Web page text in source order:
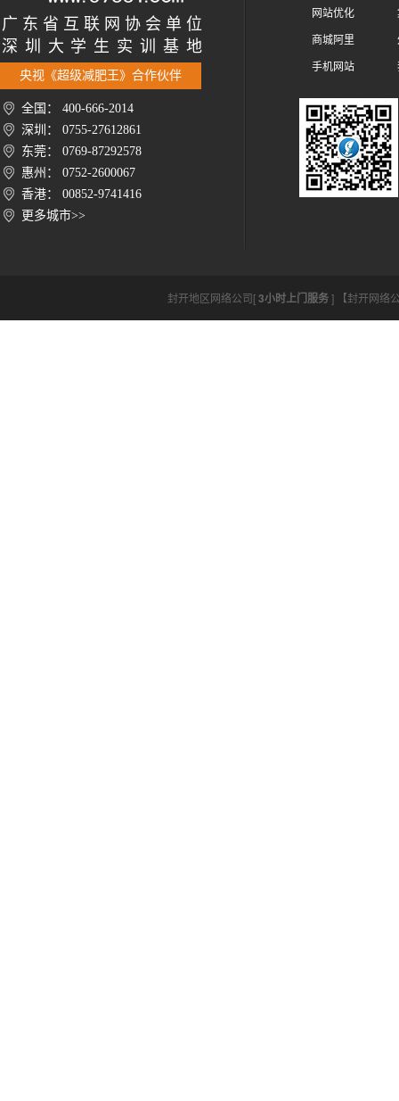
广 东 省 互 联 网 协 会 单 位
深 圳 大 学 生 实 训 基 地
央视《超级减肥王》合作伙伴
全国： 400-666-2014
深圳： 0755-27612861
东莞： 0769-87292578
惠州： 0752-2600067
香港： 00852-9741416
更多城市>>
网站优化
商城阿里
手机网站
封开地区网络公司[3小时上门服务] 【封开网络